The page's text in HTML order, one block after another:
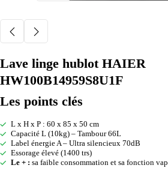
Lave linge hublot HAIER
HW100B14959S8U1F
Les points clés
L x H x P : 60 x 85 x 50 cm
Capacité L (10kg) – Tambour 66L
Label énergie A – Ultra silencieux 70dB
Essorage élevé (1400 trs)
Le + : sa faible consommation et sa fonction